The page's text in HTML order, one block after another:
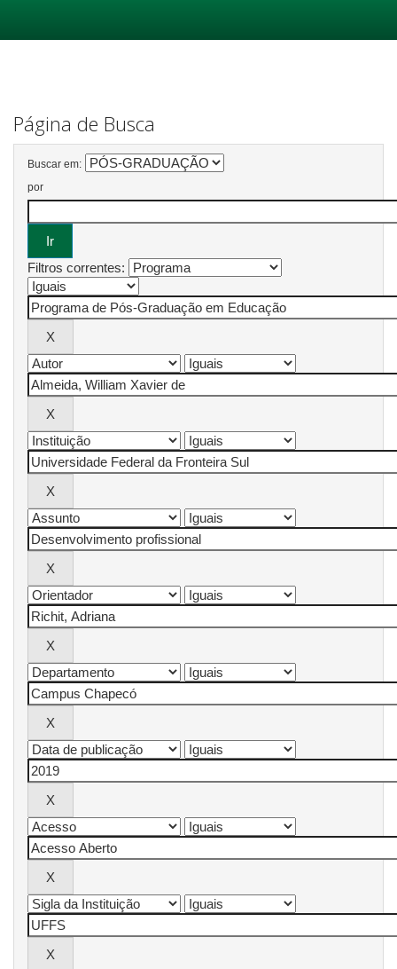
Página de Busca
Buscar em:
por
Filtros correntes: